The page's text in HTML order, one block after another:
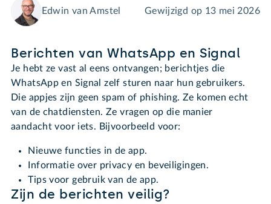
Edwin van Amstel Gewijzigd op 13 mei 2026
Berichten van WhatsApp en Signal
Je hebt ze vast al eens ontvangen; berichtjes die
WhatsApp en Signal zelf sturen naar hun gebruikers.
Die appjes zijn geen spam of phishing. Ze komen echt
van de chatdiensten. Ze vragen op die manier
aandacht voor iets. Bijvoorbeeld voor:
Nieuwe functies in de app.
Informatie over privacy en beveiligingen.
Tips voor gebruik van de app.
Zijn de berichten veilig?